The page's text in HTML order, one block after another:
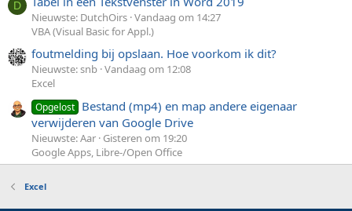
D
Nieuwste: DutchOirs Vandaag om 14:27
VBA (Visual Basic for Appl.)
foutmelding bij opslaan. Hoe voorkom ik dit?
Nieuwste: snb Vandaag om 12:08
Excel
Opgelost Bestand (mp4) en map andere eigenaar
verwijderen van Google Drive
Nieuwste: Aar Gisteren om 19:20
Google Apps, Libre-/Open Office
Excel